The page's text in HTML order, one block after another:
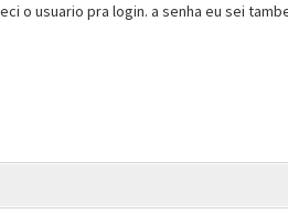
o usuario pra login. a senha eu sei